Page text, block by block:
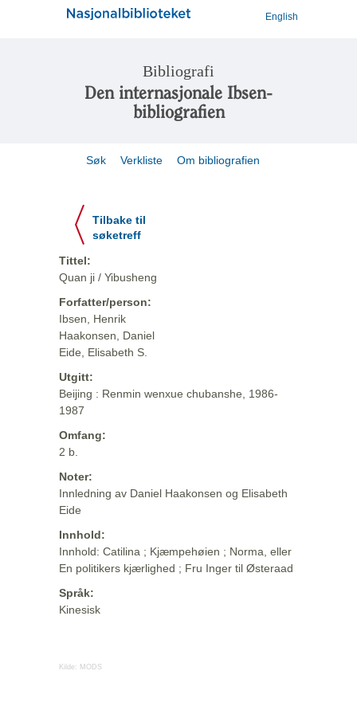
English
Bibliografi
Den internasjonale Ibsen-
bibliografien
Søk Verkliste Om bibliografien
Tilbake til
søketreff
Tittel:
Quan ji / Yibusheng
Forfatter/person:
Ibsen, Henrik
Haakonsen, Daniel
Eide, Elisabeth S.
Utgitt:
Beijing : Renmin wenxue chubanshe, 1986-
1987
Omfang:
2 b.
Noter:
Innledning av Daniel Haakonsen og Elisabeth
Eide
Innhold:
Innhold: Catilina ; Kjæmpehøien ; Norma, eller
En politikers kjærlighed ; Fru Inger til Østeraad
Språk:
Kinesisk
Kilde: MODS